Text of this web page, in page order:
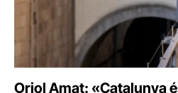
Oriol Amat: «Catalunya